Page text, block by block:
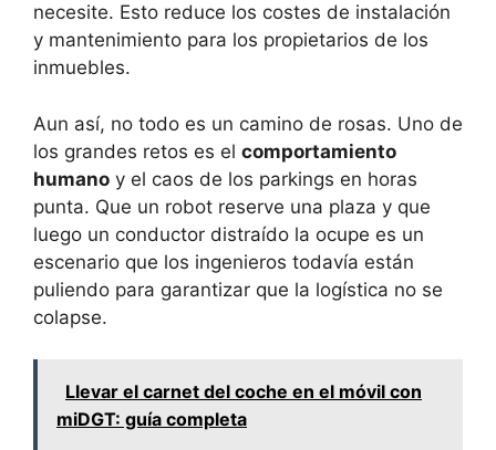
necesite. Esto reduce los costes de instalación
y mantenimiento para los propietarios de los
inmuebles.
Aun así, no todo es un camino de rosas. Uno de
los grandes retos es el comportamiento
humano y el caos de los parkings en horas
punta. Que un robot reserve una plaza y que
luego un conductor distraído la ocupe es un
escenario que los ingenieros todavía están
puliendo para garantizar que la logística no se
colapse.
Llevar el carnet del coche en el móvil con
miDGT: guía completa